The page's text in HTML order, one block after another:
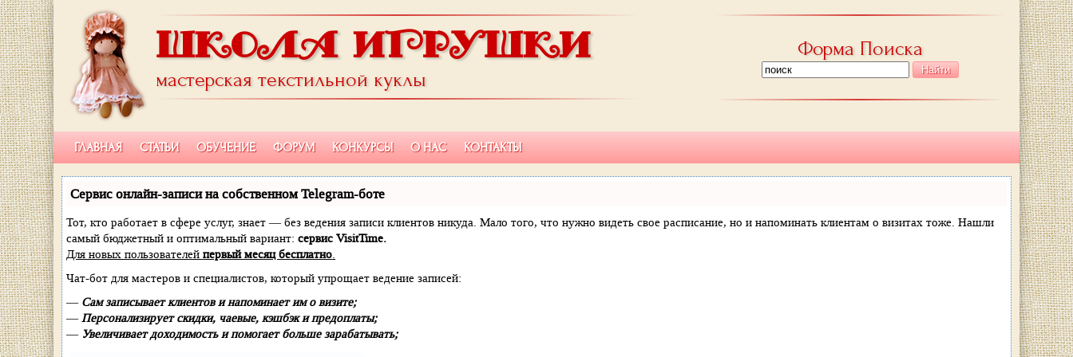
ШКОЛА ИГРУШКИ
мастерская текстильной куклы
Форма Поиска
ГЛАВНАЯ СТАТЬИ ОБУЧЕНИЕ ФОРУМ КОНКУРСЫ О НАС КОНТАКТЫ
Сервис онлайн-записи на собственном Telegram-боте
Тот, кто работает в сфере услуг, знает — без ведения записи клиентов никуда. Мало того, что нужно видеть свое расписание, но и напоминать клиентам о визитах тоже. Нашли
самый бюджетный и оптимальный вариант:сервис VisitTime.
Для новых пользователейпервый месяц бесплатно.
Чат-бот для мастеров и специалистов, который упрощает ведение записей:
— Сам записывает клиентов и напоминает им о визите;
—Персонализирует скидки, чаевые, кэшбэк и предоплаты;
— Увеличивает доходимость и помогает больше зарабатывать;